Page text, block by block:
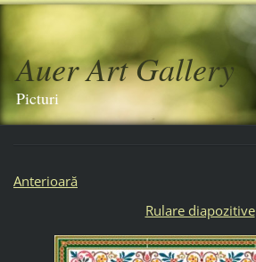
Auer Art Gallery
Picturi
Anterioară
Rulare diapozitive